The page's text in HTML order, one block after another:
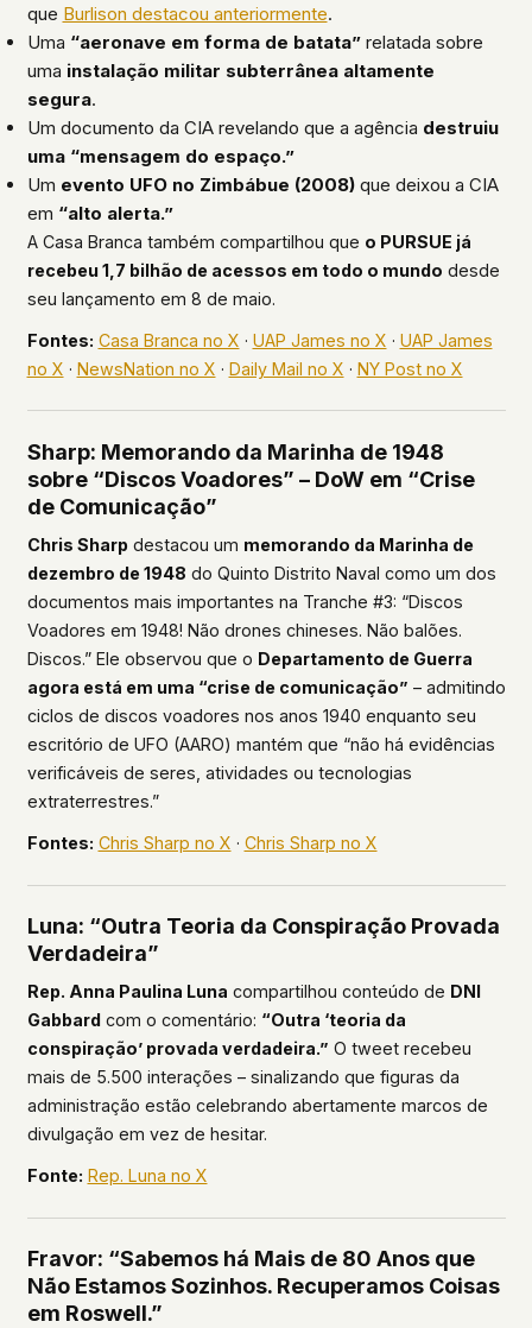
que Burlison destacou anteriormente.
Uma “aeronave em forma de batata”relatada sobre
uma instalação militar subterrânea altamente
segura.
Um documento da CIA revelando que a agência destruiu
uma “mensagem do espaço.”
Um evento UFO no Zimbábue (2008)que deixou a CIA
em “alto alerta.”
A Casa Branca também compartilhou que o PURSUE já
recebeu 1,7 bilhão de acessos em todo o mundo desde
seu lançamento em 8 de maio.
Fontes: Casa Branca no X · UAP James no X · UAP James
no X · NewsNation no X · Daily Mail no X · NY Post no X
Sharp: Memorando da Marinha de 1948
sobre “Discos Voadores” – DoW em “Crise
de Comunicação”
Chris Sharp destacou um memorando da Marinha de
dezembro de 1948 do Quinto Distrito Naval como um dos
documentos mais importantes na Tranche #3: “Discos
Voadores em 1948! Não drones chineses. Não balões.
Discos.” Ele observou que o Departamento de Guerra
agora está em uma “crise de comunicação” – admitindo
ciclos de discos voadores nos anos 1940 enquanto seu
escritório de UFO (AARO) mantém que “não há evidências
verificáveis de seres, atividades ou tecnologias
extraterrestres.”
Fontes: Chris Sharp no X · Chris Sharp no X
Luna: “Outra Teoria da Conspiração Provada
Verdadeira”
Rep. Anna Paulina Luna compartilhou conteúdo de DNI
Gabbardcom o comentário: “Outra ‘teoria da
conspiração’ provada verdadeira.” O tweet recebeu
mais de 5.500 interações – sinalizando que figuras da
administração estão celebrando abertamente marcos de
divulgação em vez de hesitar.
Fonte: Rep. Luna no X
Fravor: “Sabemos há Mais de 80 Anos que
Não Estamos Sozinhos. Recuperamos Coisas
em Roswell.”